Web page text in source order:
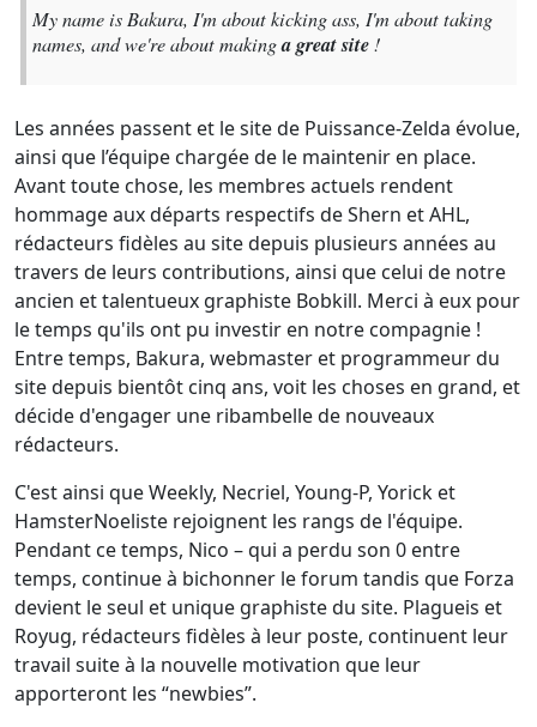
My name is Bakura, I'm about kicking ass, I'm about taking
names, and we're about makinga great site!
Les années passent et le site de Puissance-Zelda évolue,
ainsi que l’équipe chargée de le maintenir en place.
Avant toute chose, les membres actuels rendent
hommage aux départs respectifs de Shern et AHL,
rédacteurs fidèles au site depuis plusieurs années au
travers de leurs contributions, ainsi que celui de notre
ancien et talentueux graphiste Bobkill. Merci à eux pour
le temps qu'ils ont pu investir en notre compagnie !
Entre temps, Bakura, webmaster et programmeur du
site depuis bientôt cinq ans, voit les choses en grand, et
décide d'engager une ribambelle de nouveaux
rédacteurs.
C'est ainsi que Weekly, Necriel, Young-P, Yorick et
HamsterNoeliste rejoignent les rangs de l'équipe.
Pendant ce temps, Nico – qui a perdu son 0 entre
temps, continue à bichonner le forum tandis que Forza
devient le seul et unique graphiste du site. Plagueis et
Royug, rédacteurs fidèles à leur poste, continuent leur
travail suite à la nouvelle motivation que leur
apporteront les “newbies”.